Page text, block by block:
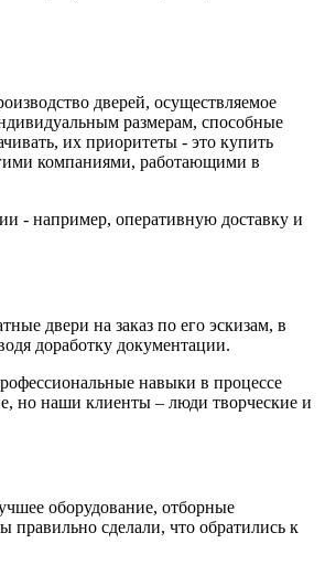
дверей, осуществляемое
размерам, способные
их приоритеты - это купить
компаниями, работающими в
- например, оперативную доставку и
двери на заказ по его эскизам, в
доработку документации.
навыки в процессе
но наши клиенты – люди творческие и
оборудование, отборные
сделали, что обратились к